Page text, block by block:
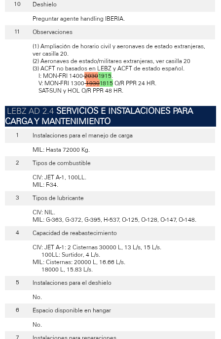
Deshielo
Preguntar agente handling IBERIA.
Observaciones
(1) Ampliación de horario civil y aeronaves de estado extranjeras,
ver casilla 20.
(2) Aeronaves de estado/militares extranjeras, ver casilla 20
(3) ACFT no basados en LEBZ y ACFT de estado español.
I: MON-FRI 1400-20301915.
V: MON-FRI 1300-19301815 O/R PPR 24 HR.
SAT-SUN y HOL O/R PPR 48 HR.
SERVICIOS E INSTALACIONES PARA
CARGA Y MANTENIMIENTO
Instalaciones para el manejo de carga
MIL: Hasta 72000 Kg.
Tipos de combustible
CIV: JET A-1, 100LL.
MIL: F-34.
Tipos de lubricante
CIV: NIL.
MIL: G-363, G-372, G-395, H-537, O-125, O-128, O-147, O-148.
Capacidad de reabastecimiento
CIV: JET A-1: 2 Cisternas 30000 L, 13 L/s, 15 L/s.
100LL: Surtidor, 4 L/s.
MIL: Cisternas: 20000 L, 16.66 L/s.
18000 L, 15.83 L/s.
Instalaciones para el deshielo
No.
Espacio disponible en hangar
No.